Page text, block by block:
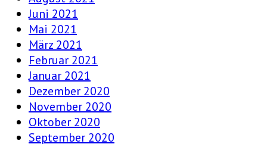
Juni 2021
Mai 2021
März 2021
Februar 2021
Januar 2021
Dezember 2020
November 2020
Oktober 2020
September 2020